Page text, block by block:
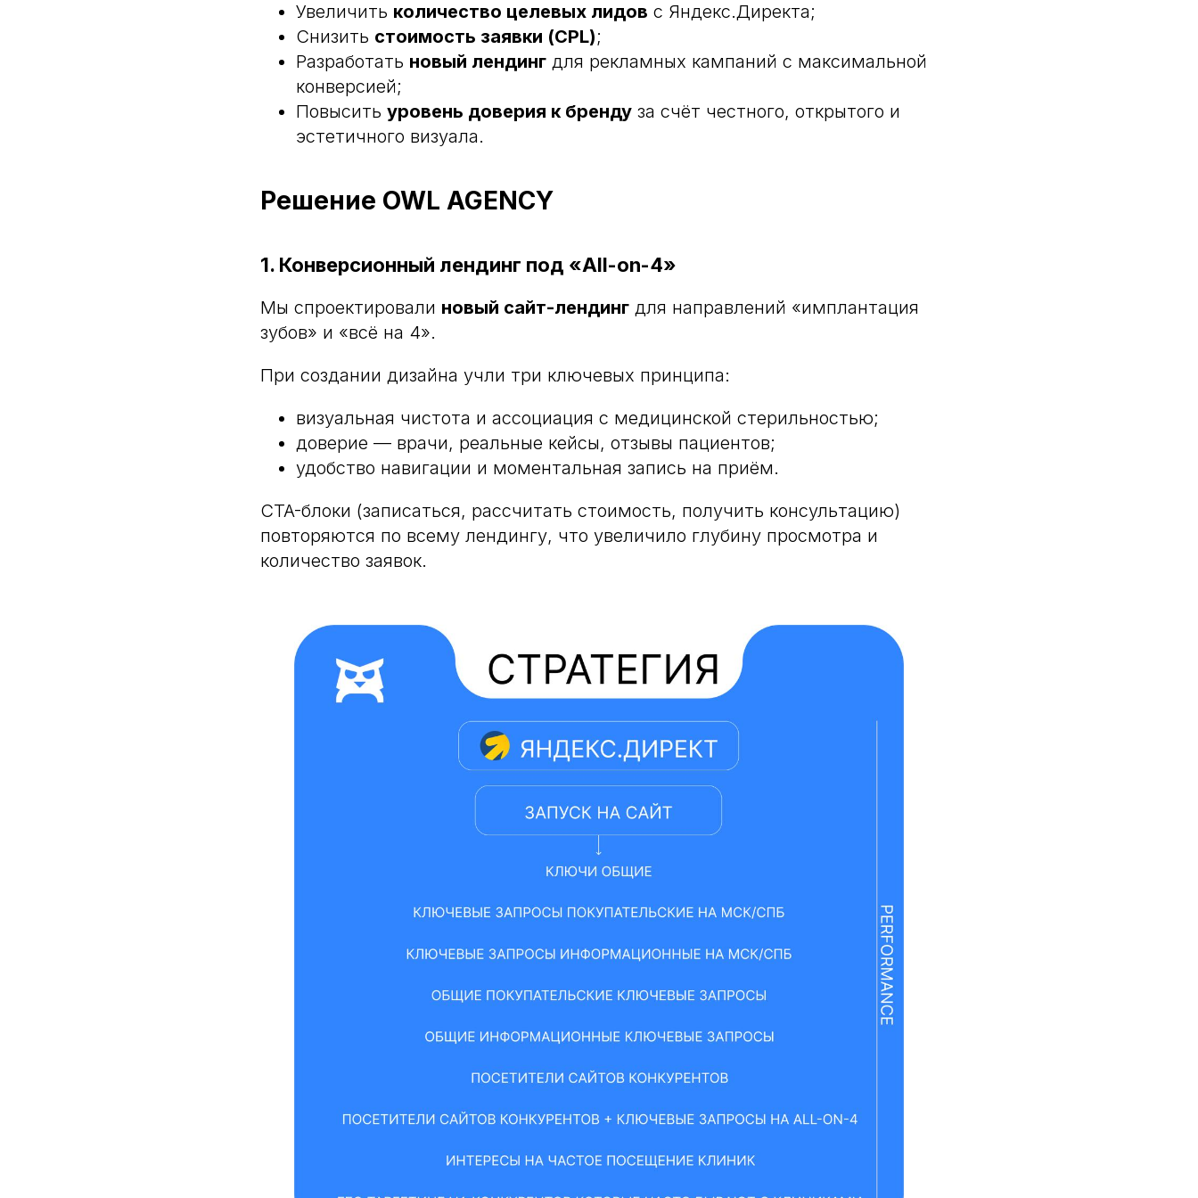
Увеличить количество целевых лидов с Яндекс.Директа;
Снизить стоимость заявки (CPL);
Разработать новый лендинг для рекламных кампаний с максимальной
конверсией;
Повысить уровень доверия к бренду за счёт честного, открытого и
эстетичного визуала.
Решение OWL AGENCY
1. Конверсионный лендинг под «All-on-4»
Мы спроектировали новый сайт-лендинг для направлений «имплантация
зубов» и «всё на 4».
При создании дизайна учли три ключевых принципа:
визуальная чистота и ассоциация с медицинской стерильностью;
доверие — врачи, реальные кейсы, отзывы пациентов;
удобство навигации и моментальная запись на приём.
CTA-блоки (записаться, рассчитать стоимость, получить консультацию)
повторяются по всему лендингу, что увеличило глубину просмотра и
количество заявок.